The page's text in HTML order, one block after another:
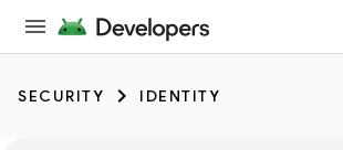
SECURITY IDENTITY